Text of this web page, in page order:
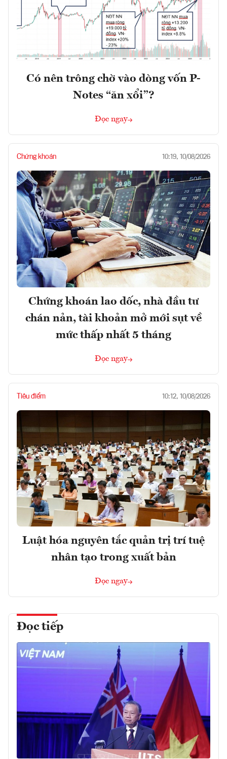
Có nên trông chờ vào dòng vốn P-
Notes “ăn xổi”?
Đọc ngay
Chứng khoán 10:19, 10/08/2026
Chứng khoán lao dốc, nhà đầu tư
chán nản, tài khoản mở mới sụt về
mức thấp nhất 5 tháng
Đọc ngay
Tiêu điểm 10:12, 10/08/2026
Luật hóa nguyên tắc quản trị trí tuệ
nhân tạo trong xuất bản
Đọc ngay
Đọc tiếp